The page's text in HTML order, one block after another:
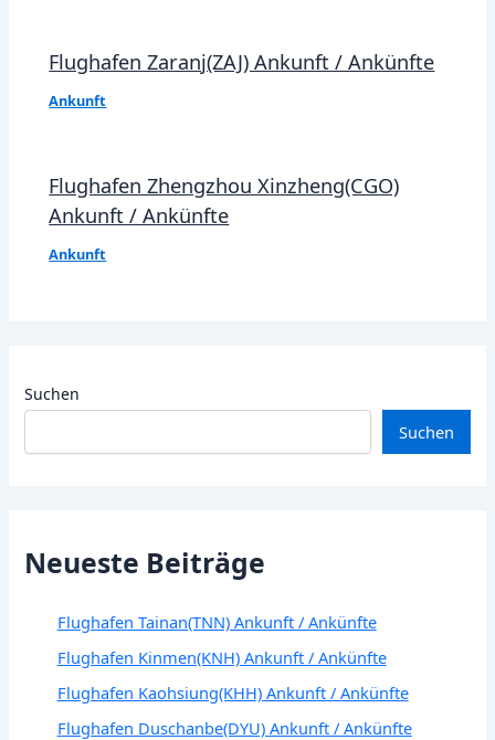
Flughafen Zaranj(ZAJ) Ankunft / Ankünfte
Ankunft
Flughafen Zhengzhou Xinzheng(CGO)
Ankunft / Ankünfte
Ankunft
Suchen
Suchen
Neueste Beiträge
Flughafen Tainan(TNN) Ankunft / Ankünfte
Flughafen Kinmen(KNH) Ankunft / Ankünfte
Flughafen Kaohsiung(KHH) Ankunft / Ankünfte
Flughafen Duschanbe(DYU) Ankunft / Ankünfte